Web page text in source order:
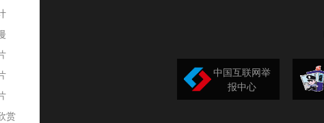
赏
中国互联网举
报中心